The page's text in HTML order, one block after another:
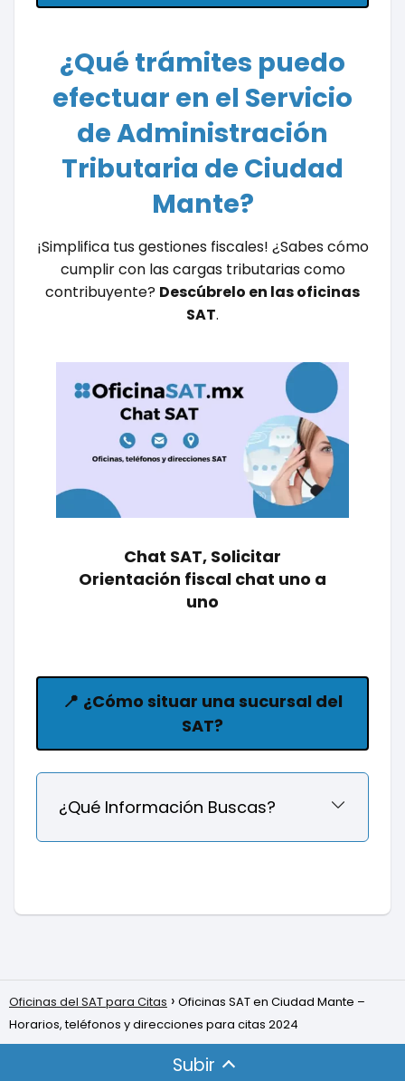
¿Qué trámites puedo
efectuar en el Servicio
de Administración
Tributaria de Ciudad
Mante?
¡Simplifica tus gestiones fiscales! ¿Sabes cómo
cumplir con las cargas tributarias como
contribuyente? Descúbrelo en las oficinas
SAT.
Chat SAT, Solicitar
Orientación fiscal chat uno a
uno
📍 ¿Cómo situar una sucursal del
SAT?
¿Qué Información Buscas?
Oficinas del SAT para Citas
Oficinas SAT en Ciudad Mante –
Horarios, teléfonos y direcciones para citas 2024
Subir